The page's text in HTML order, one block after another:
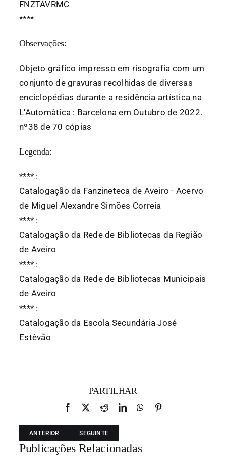
FNZTAVRMC
****
Observações:
Objeto gráfico impresso em risografia com um
conjunto de gravuras recolhidas de diversas
enciclopédias durante a residência artística na
L'Automàtica : Barcelona em Outubro de 2022.
nº38 de 70 cópias
Legenda:
**** :
Catalogação da Fanzineteca de Aveiro - Acervo
de Miguel Alexandre Simões Correia
**** :
Catalogação da Rede de Bibliotecas da Região
de Aveiro
**** :
Catalogação da Rede de Bibliotecas Municipais
de Aveiro
**** :
Catalogação da Escola Secundária José
Estêvão
PARTILHAR
Facebook RedditLinkedInWhatsAppPinterest
ANTERIOR SEGUINTE
Publicações Relacionadas